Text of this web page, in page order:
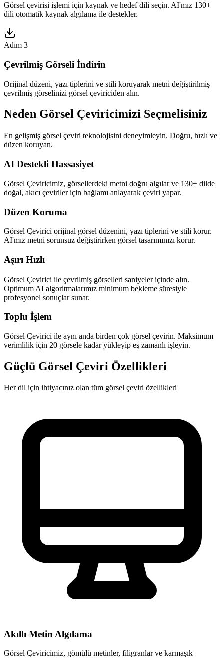
Görsel çevirisi işlemi için kaynak ve hedef dili seçin. AI'mız 130+
dili otomatik kaynak algılama ile destekler.
Adım 3
Çevrilmiş Görseli İndirin
Orijinal düzeni, yazı tiplerini ve stili koruyarak metni değiştirilmiş
çevrilmiş görselinizi görsel çeviriciden alın.
Neden Görsel Çeviricimizi Seçmelisiniz
En gelişmiş görsel çeviri teknolojisini deneyimleyin. Doğru, hızlı ve
düzen koruyan.
AI Destekli Hassasiyet
Görsel Çeviricimiz, görsellerdeki metni doğru algılar ve 130+ dilde
doğal, akıcı çeviriler için bağlamı anlayarak çeviri yapar.
Düzen Koruma
Görsel Çevirici orijinal görsel düzenini, yazı tiplerini ve stili korur.
AI'mız metni sorunsuz değiştirirken görsel tasarımınızı korur.
Aşırı Hızlı
Görsel Çevirici ile çevrilmiş görselleri saniyeler içinde alın.
Optimum AI algoritmalarımız minimum bekleme süresiyle
profesyonel sonuçlar sunar.
Toplu İşlem
Görsel Çevirici ile aynı anda birden çok görsel çevirin. Maksimum
verimlilik için 20 görsele kadar yükleyip eş zamanlı işleyin.
Güçlü Görsel Çeviri Özellikleri
Her dil için ihtiyacınız olan tüm görsel çeviri özellikleri
Akıllı Metin Algılama
Görsel Çeviricimiz, gömülü metinler, filigranlar ve karmaşık